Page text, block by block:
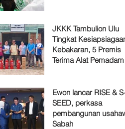
JKKK Tambulion Ulu
Tingkat
Kebakaran, 5 Premis
Terima Alat
Ewon lancar RISE &
SEED, perkasa
pembangunan
Sabah